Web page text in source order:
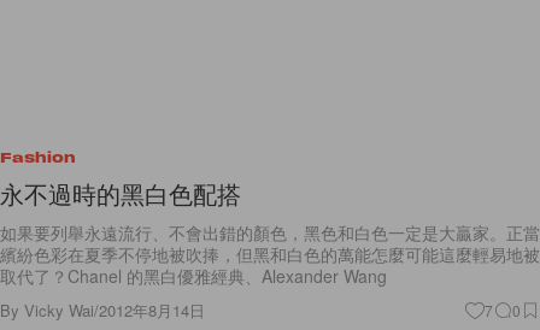
Fashion
永不過時的黑白色配搭
如果要列舉永遠流行、不會出錯的顏色，黑色和白色一定是大贏家。正當
繽紛色彩在夏季不停地被吹捧，但黑和白色的萬能怎麼可能這麼輕易地被
取代了？Chanel 的黑白優雅經典、Alexander Wang
By Vicky Wai/2012年8月14日 7 0